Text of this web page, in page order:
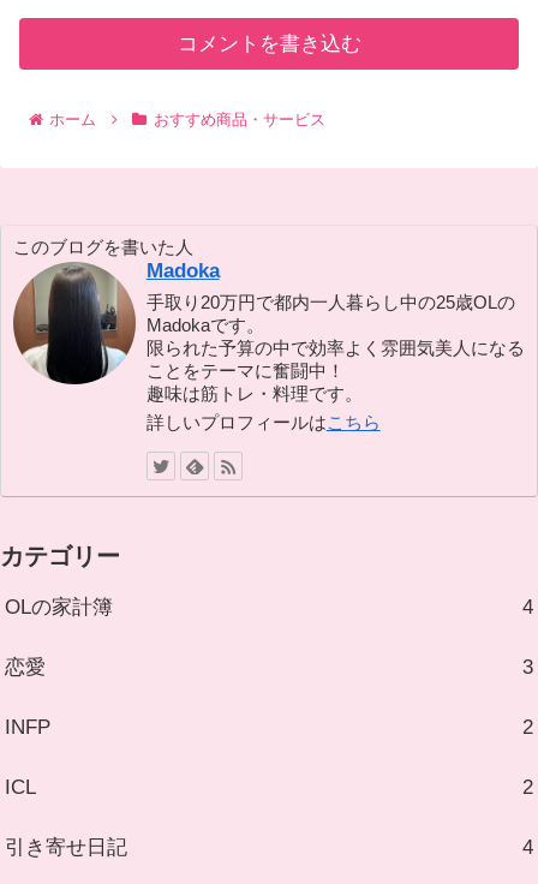
コメントを書き込む
ホーム おすすめ商品・サービス
このブログを書いた人
Madoka
手取り20万円で都内一人暮らし中の25歳OLの
Madokaです。
限られた予算の中で効率よく雰囲気美人になる
ことをテーマに奮闘中！
趣味は筋トレ・料理です。
詳しいプロフィールはこちら
カテゴリー
OLの家計簿 4
恋愛 3
INFP 2
ICL 2
引き寄せ日記 4